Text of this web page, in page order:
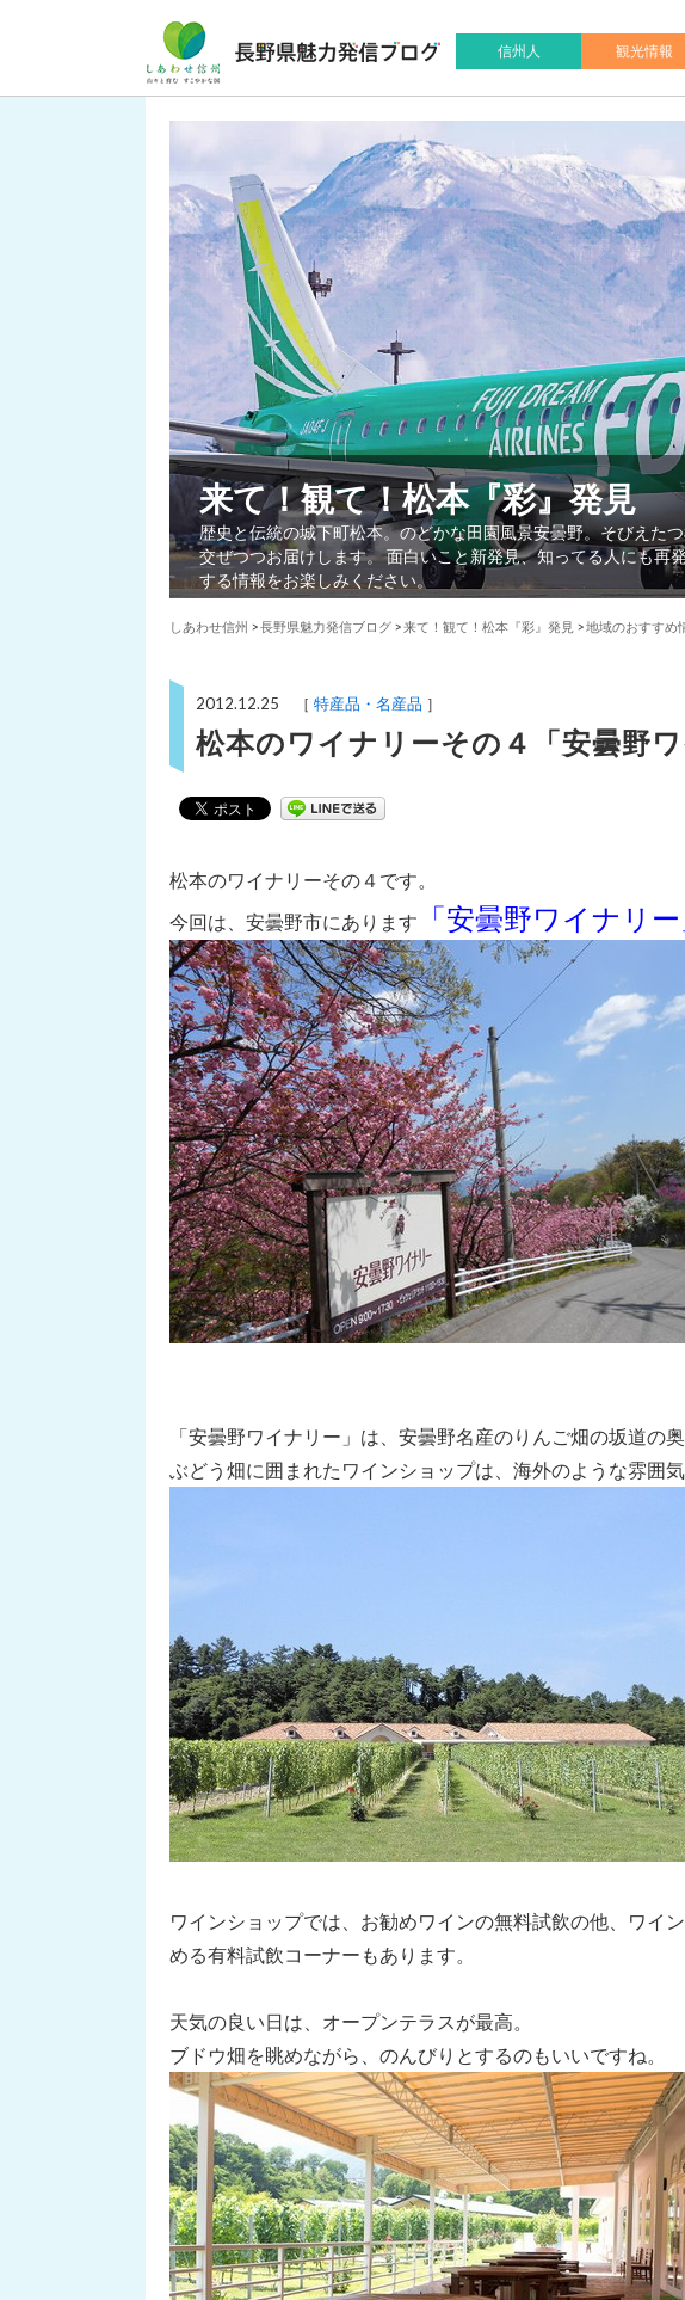
信州人
観光情報
来て！観て！松本『彩』発見
歴史と伝統の城下町松本。のどかな田園風景安曇野。そびえた
交ぜつつお届けします。 面白いこと新発見、知ってる人にも
する情報をお楽しみください。
しあわせ信州 >長野県魅力発信ブログ >来て！観て！松本『彩』発見 >地域のおすすめ
2012.12.25 ［ 特産品・名産品 ］
松本のワイナリーその４「安曇野ワ
松本のワイナリーその４です。
今回は、安曇野市にあります
「安曇野ワイナリー
「安曇野ワイナリー」は、安曇野名産のりんご畑の坂道の
ぶどう畑に囲まれたワインショップは、海外のような雰囲気
ワインショップでは、お勧めワインの無料試飲の他、ワイ
める有料試飲コーナーもあります。
天気の良い日は、オープンテラスが最高。
ブドウ畑を眺めながら、のんびりとするのもいいですね。